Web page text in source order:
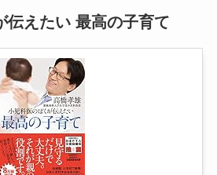
伝えたい 最高の子育て